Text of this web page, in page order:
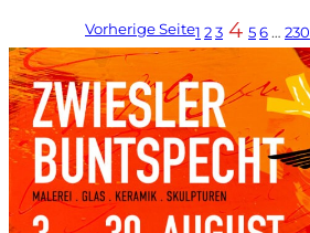
Vorherige Seite1 23 4 56 … 230